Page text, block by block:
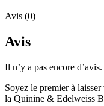
Avis (0)
Avis
Il n’y a pas encore d’avis.
Soyez le premier à
la Quinine & Edelweiss